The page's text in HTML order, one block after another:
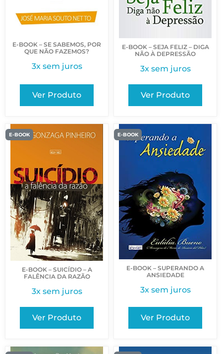
E-BOOK – SE SABEMOS, POR
QUE NÃO FAZEMOS?
3x sem juros
Ver Produto
E-BOOK – SEJA FELIZ – DIGA
NÃO À DEPRESSÃO
3x sem juros
Ver Produto
E-BOOK
E-BOOK – SUICÍDIO – A
FALÊNCIA DA RAZÃO
3x sem juros
Ver Produto
E-BOOK
E-BOOK – SUPERANDO A
ANSIEDADE
3x sem juros
Ver Produto